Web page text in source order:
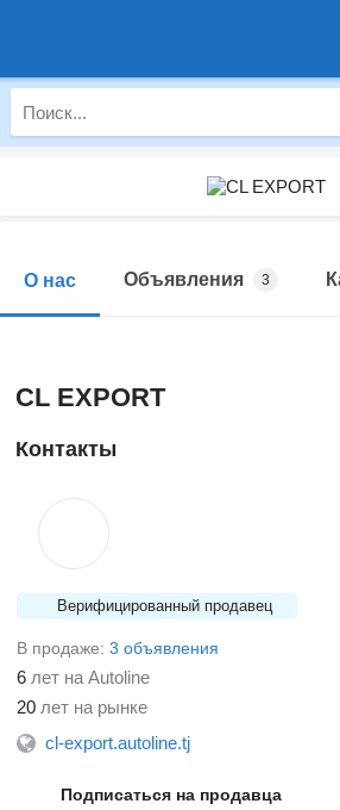
О нас Объявления 3
CL EXPORT
Контакты
Верифицированный продавец
В продаже: 3 объявления
6 лет на Autoline
20 лет на рынке
cl-export.autoline.tj
Подписаться на продавца